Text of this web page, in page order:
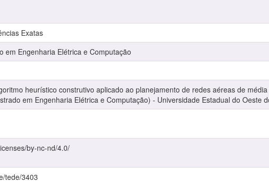
Exatas
em Engenharia Elétrica e Computação
heurístico construtivo aplicado ao planejamento de redes aéreas de
em Engenharia Elétrica e Computação) - Universidade Estadual do Oeste
by-nc-nd/4.0/
tede/3403